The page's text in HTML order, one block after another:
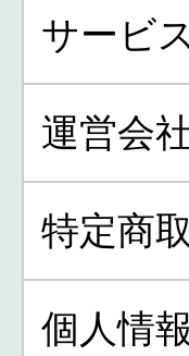
サービ
運営会
特定商
個人情